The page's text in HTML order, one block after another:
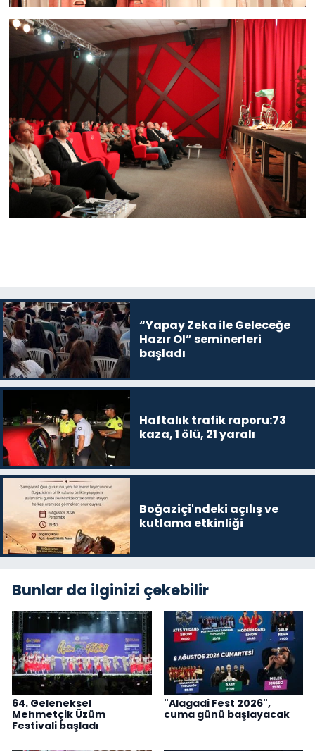
“Yapay Zeka ile Geleceğe
Hazır Ol” seminerleri
başladı
Haftalık trafik raporu:73
kaza, 1 ölü, 21 yaralı
Boğaziçi'ndeki açılış ve
kutlama etkinliği
Bunlar da ilginizi çekebilir
64. Geleneksel
Mehmetçik Üzüm
Festivali başladı
"Alagadi Fest 2026",
cuma günü başlayacak